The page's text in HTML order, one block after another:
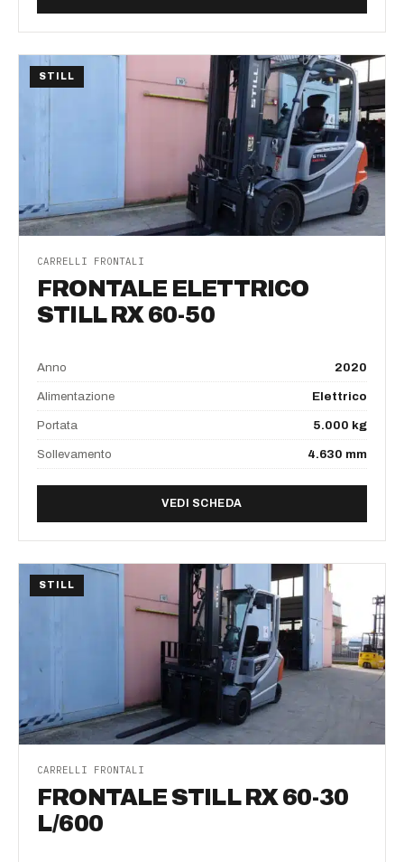
STILL
CARRELLI FRONTALI
FRONTALE ELETTRICO
STILL RX 60-50
Anno 2020
Alimentazione Elettrico
Portata 5.000 kg
Sollevamento 4.630 mm
VEDI SCHEDADI FRONTALE ELETTRICO
STILL
CARRELLI FRONTALI
FRONTALE STILL RX 60-30
L/600